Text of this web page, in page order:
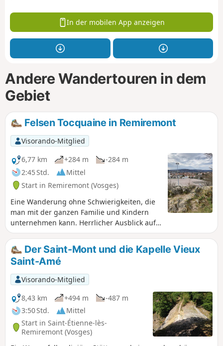
In der mobilen App anzeigen
Andere Wandertouren in dem
Gebiet
Felsen Tocquaine in Remiremont
Visorando-Mitglied
6,77 km
+284 m
-284 m
2:45 Std.
Mittel
Start in Remiremont (Vosges)
Eine Wanderung ohne Schwierigkeiten, die
man mit der ganzen Familie und Kindern
unternehmen kann. Herrlicher Ausblick auf
das Tal von Remiremont von der Roche
Tocquaine aus.
Der Saint-Mont und die Kapelle Vieux
Saint-Amé
Visorando-Mitglied
8,43 km
+494 m
-487 m
3:50 Std.
Mittel
Start in Saint-Étienne-lès-
Remiremont (Vosges)